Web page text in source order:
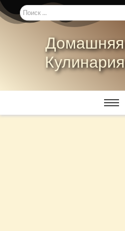
Домашняя
Кулинария